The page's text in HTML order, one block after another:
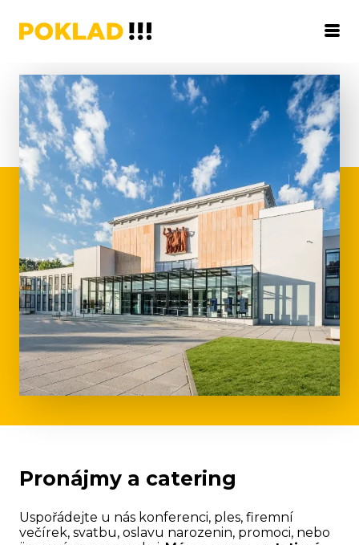
Pronájmy a catering
Uspořádejte u nás konferenci, ples, firemní
večírek, svatbu, oslavu narozenin, promoci, nebo